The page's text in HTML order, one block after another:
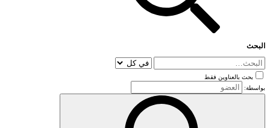
البحث
بحث بالعناوين فقط
بواسطة: